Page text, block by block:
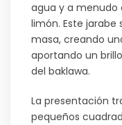
agua y a menudo
limón. Este jarabe
masa, creando
aportando un
del baklawa.
La presentación
pequeños